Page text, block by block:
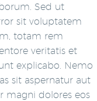
Sed ut
sit voluptatem
totam rem
veritatis et
explicabo. Nemo
sit aspernatur aut
magni dolores eos